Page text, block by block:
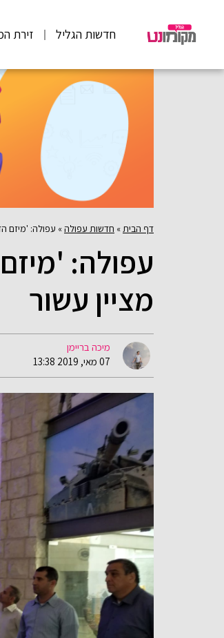
חדשות הגליל זירת
דף הבית » חדשות עפולה» עפולה: 'מיזם
עפולה:
מציין עשור
מיכה בריימן
07 מאי, 2019 13:38